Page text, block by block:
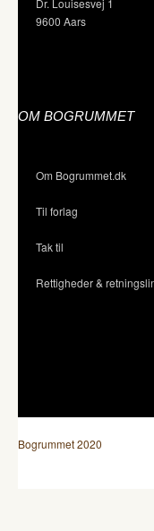
Dr. Louisesvej 1
9600 Aars
OM BOGRUMMET
Om Bogrummet.dk
Til forlag
Tak til
Rettigheder &
Bogrummet 2020